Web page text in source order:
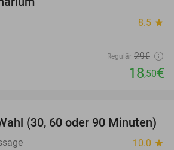
8.5 star
Regulär 29€
18,50€
34%
(30, 60 oder 90 Minuten)
10.0 star